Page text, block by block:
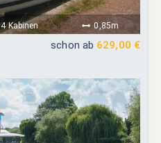
4 Kabinen 0,85m
schon ab 629,00 €